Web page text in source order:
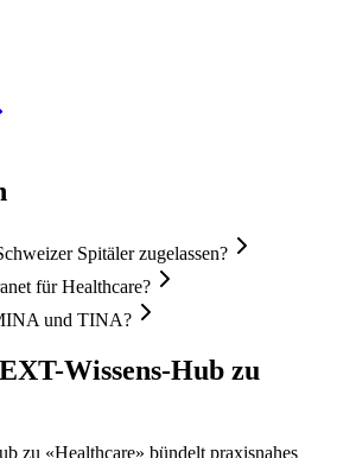
Portal
Spitäler zugelassen?
für Healthcare?
und TINA?
Wissens-Hub zu
zu «Healthcare» bündelt praxisnahes